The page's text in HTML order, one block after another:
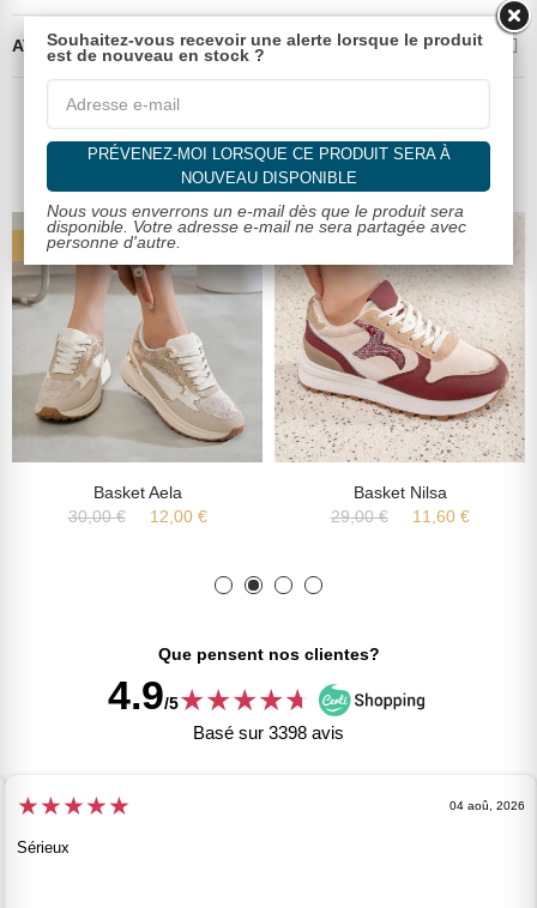
AVIS CLIENTS VALIDÉS
Dans la même catégorie
-60%
Basket Aela
30,00 €
12,00 €
Basket Nilsa
29,00 €
11,60 €
Que pensent nos clientes?
4.9/5★★★★★
★
Basé sur 3398 avis
★★★★★ 04 aoû, 2026
Sérieux
Souhaitez-vous recevoir une alerte lorsque le produit
est de nouveau en stock ?
PRÉVENEZ-MOI LORSQUE CE PRODUIT SERA À
NOUVEAU DISPONIBLE
Nous vous enverrons un e-mail dès que le produit sera
disponible. Votre adresse e-mail ne sera partagée avec
personne d'autre.